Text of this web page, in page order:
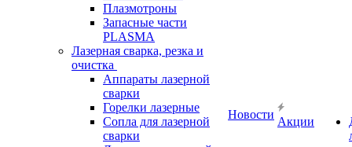
Плазмотроны
Запасные части
PLASMA
Лазерная сварка, резка и
очистка
Аппараты лазерной
сварки
Горелки лазерные
Сопла для лазерной
сварки
Новости
Акции